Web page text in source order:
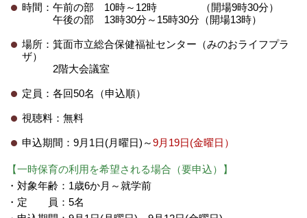
時間：午前の部 10時～12時 （開場9時30分）
午後の部 13時30分～15時30分（開場13時）
場所：箕面市立総合保健福祉センター（みのおライフプラ
ザ）
2階大会議室
定員：各回50名（申込順）
視聴料：無料
申込期間：9月1日(月曜日)～9月19日(金曜日）
【一時保育の利用を希望される場合（要申込）】
・対象年齢：1歳6か月～就学前
・定 員：5名